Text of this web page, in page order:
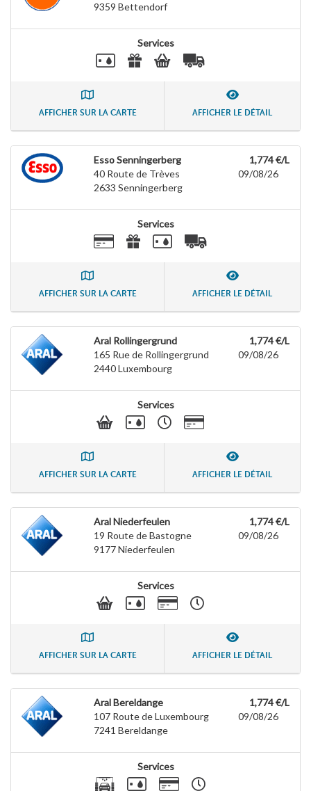
9359 Bettendorf
Services
AFFICHER SUR LA CARTE AFFICHER LE DÉTAIL
Esso Senningerberg
40 Route de Trèves
2633 Senningerberg
1,774 €/L
09/08/26
Services
AFFICHER SUR LA CARTE AFFICHER LE DÉTAIL
Aral Rollingergrund
165 Rue de Rollingergrund
2440Luxembourg
1,774 €/L
09/08/26
Services
AFFICHER SUR LA CARTE AFFICHER LE DÉTAIL
Aral Niederfeulen
19 Route de Bastogne
9177Niederfeulen
1,774 €/L
09/08/26
Services
AFFICHER SUR LA CARTE AFFICHER LE DÉTAIL
Aral Bereldange
107 Route de Luxembourg
7241 Bereldange
1,774 €/L
09/08/26
Services